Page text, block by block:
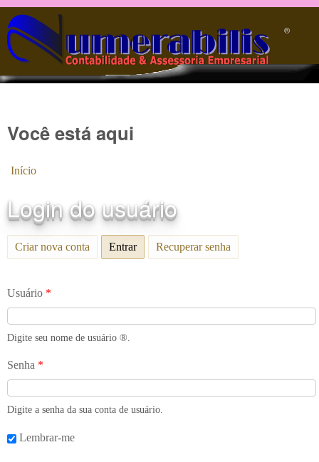
Pular para o conteúdo principal
®️
Você está aqui
Início
Login do usuário
Criar nova conta Entrar(aba ativa)
Recuperar senha
Usuário *
Digite seu nome de usuário ®️.
Senha *
Digite a senha da sua conta de usuário.
Lembrar-me